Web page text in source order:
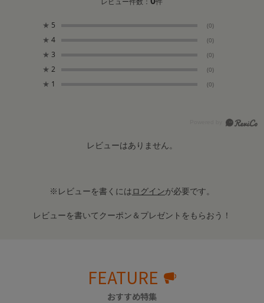
★ 5 (0)
★ 4 (0)
★ 3 (0)
★ 2 (0)
★ 1 (0)
レビューはありません。
※レビューを書くにはログインが必要です。
レビューを書いてクーポン＆プレゼントをもらおう！
FEATURE
おすすめ特集